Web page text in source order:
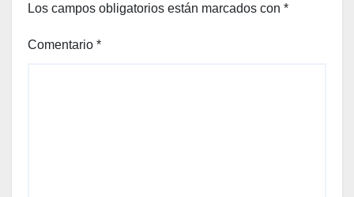
Los campos obligatorios están marcados con *
Comentario *